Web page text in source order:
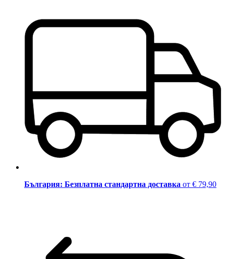
България: Безплатна стандартна доставка от € 79,90